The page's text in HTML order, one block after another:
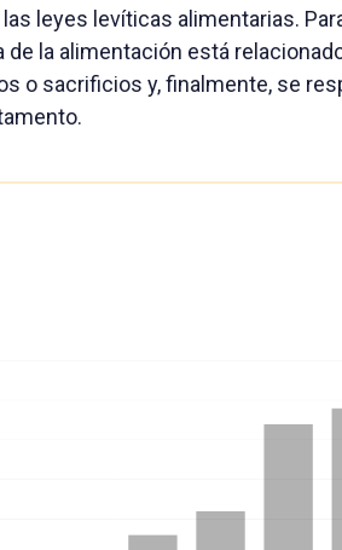
leyes levíticas alimentarias.
la alimentación está
o sacrificios y, finalmente, se